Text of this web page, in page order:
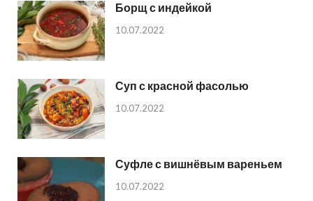
Борщ с индейкой
10.07.2022
Суп с красной фасолью
10.07.2022
Суфле с вишнёвым вареньем
10.07.2022